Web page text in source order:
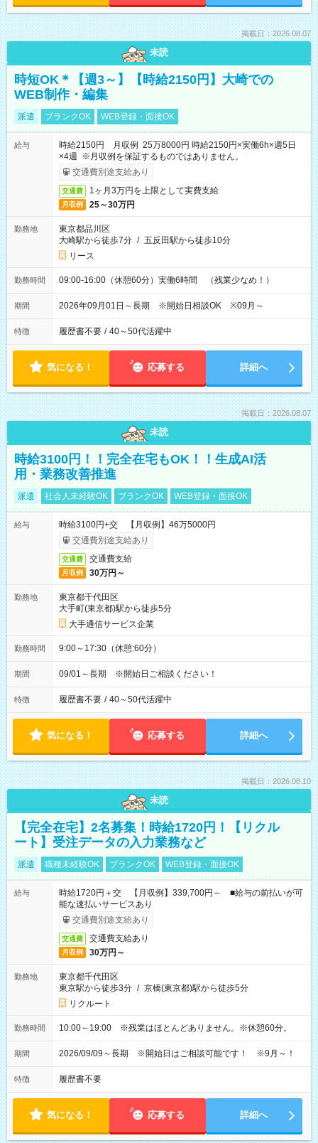
掲載日：2026.08.07
未読
時短OK＊【週3～】【時給2150円】大崎での
WEB制作・編集
派遣 ブランクOK WEB登録・面接OK
給与
時給2150円 月収例 25万8000円 時給2150円×実働6h×週5日
×4週 ※月収例を保証するものではありません。
交通費別途支給あり
交通費 1ヶ月3万円を上限として実費支給
月収例 25～30万円
勤務地
東京都品川区
大崎駅から徒歩7分 / 五反田駅から徒歩10分
リース
勤務時間 09:00-16:00（休憩60分）実働6時間 （残業少なめ！）
期間 2026年09月01日～長期 ※開始日相談OK ※09月～
特徴 履歴書不要 / 40～50代活躍中
気になる！ 応募する 詳細へ
掲載日：2026.08.07
未読
時給3100円！！完全在宅もOK！！生成AI活
用・業務改善推進
派遣 社会人未経験OK ブランクOK WEB登録・面接OK
給与
時給3100円+交 【月収例】46万5000円
交通費別途支給あり
交通費 交通費支給
月収例 30万円～
勤務地
東京都千代田区
大手町(東京都)駅から徒歩5分
大手通信サービス企業
勤務時間 9:00～17:30（休憩:60分）
期間 09/01～長期 ※開始日ご相談ください！
特徴 履歴書不要 / 40～50代活躍中
気になる！ 応募する 詳細へ
掲載日：2026.08.10
未読
【完全在宅】2名募集！時給1720円！【リクル
ート】受注データの入力業務など
派遣 職種未経験OK ブランクOK WEB登録・面接OK
給与
時給1720円＋交 【月収例】339,700円～ ■給与の前払いが可
能な速払いサービスあり
交通費別途支給あり
交通費 交通費支給あり
月収例 30万円～
勤務地
東京都千代田区
東京駅から徒歩3分 / 京橋(東京都)駅から徒歩5分
リクルート
勤務時間 10:00～19:00 ※残業はほとんどありません。※休憩60分。
期間 2026/09/09～長期 ※開始日はご相談可能です！ ※9月～！
特徴 履歴書不要
気になる！ 応募する 詳細へ